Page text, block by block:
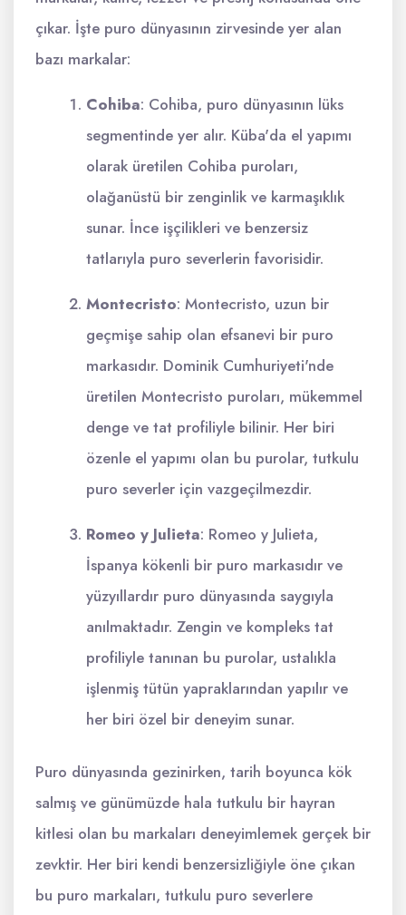
çıkar. İşte puro dünyasının zirvesinde yer alan
bazı markalar:
Cohiba: Cohiba, puro dünyasının lüks
segmentinde yer alır. Küba'da el yapımı
olarak üretilen Cohiba puroları,
olağanüstü bir zenginlik ve karmaşıklık
sunar. İnce işçilikleri ve benzersiz
tatlarıyla puro severlerin favorisidir.
Montecristo: Montecristo, uzun bir
geçmişe sahip olan efsanevi bir puro
markasıdır. Dominik Cumhuriyeti'nde
üretilen Montecristo puroları, mükemmel
denge ve tat profiliyle bilinir. Her biri
özenle el yapımı olan bu purolar, tutkulu
puro severler için vazgeçilmezdir.
Romeo y Julieta: Romeo y Julieta,
İspanya kökenli bir puro markasıdır ve
yüzyıllardır puro dünyasında saygıyla
anılmaktadır. Zengin ve kompleks tat
profiliyle tanınan bu purolar, ustalıkla
işlenmiş tütün yapraklarından yapılır ve
her biri özel bir deneyim sunar.
Puro dünyasında gezinirken, tarih boyunca kök
salmış ve günümüzde hala tutkulu bir hayran
kitlesi olan bu markaları deneyimlemek gerçek bir
zevktir. Her biri kendi benzersizliğiyle öne çıkan
bu puro markaları, tutkulu puro severlere